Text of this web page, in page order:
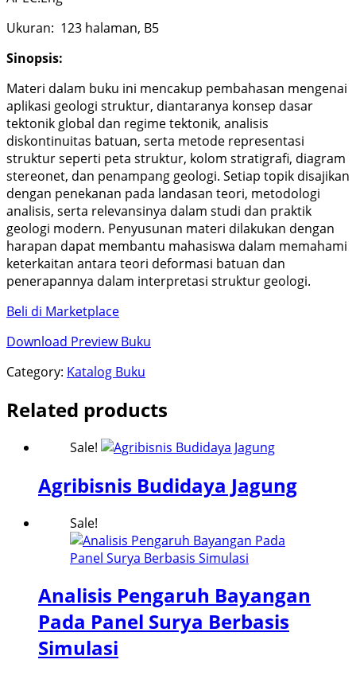
Ukuran: 123 halaman, B5
Sinopsis:
Materi dalam buku ini mencakup pembahasan mengenai
aplikasi geologi struktur, diantaranya konsep dasar
tektonik global dan regime tektonik, analisis
diskontinuitas batuan, serta metode representasi
struktur seperti peta struktur, kolom stratigrafi, diagram
stereonet, dan penampang geologi. Setiap topik disajikan
dengan penekanan pada landasan teori, metodologi
analisis, serta relevansinya dalam studi dan praktik
geologi modern. Penyusunan materi dilakukan dengan
harapan dapat membantu mahasiswa dalam memahami
keterkaitan antara teori deformasi batuan dan
penerapannya dalam interpretasi struktur geologi.
Beli di Marketplace
Download Preview Buku
Category: Katalog Buku
Related products
Sale!
Agribisnis Budidaya Jagung
Sale!
Analisis Pengaruh Bayangan
Pada Panel Surya Berbasis
Simulasi